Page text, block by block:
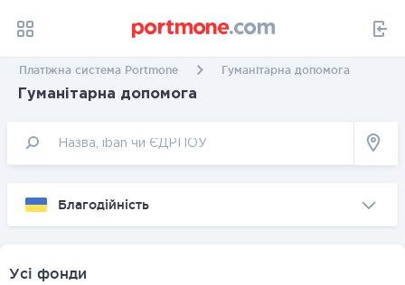
Платіжна система Portmone Гуманітарна допомога
Гуманітарна допомога
Благодійність
Усі фонди